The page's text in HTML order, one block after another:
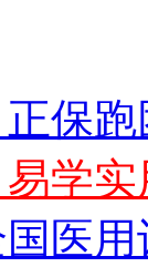
保
学
国医